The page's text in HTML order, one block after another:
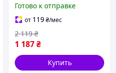
версия LTE белый с
отверстием под кнопку
меню (Home)
Готово к отправке
от 119₴/мес
1 187₴
2 119 ₴
Купить